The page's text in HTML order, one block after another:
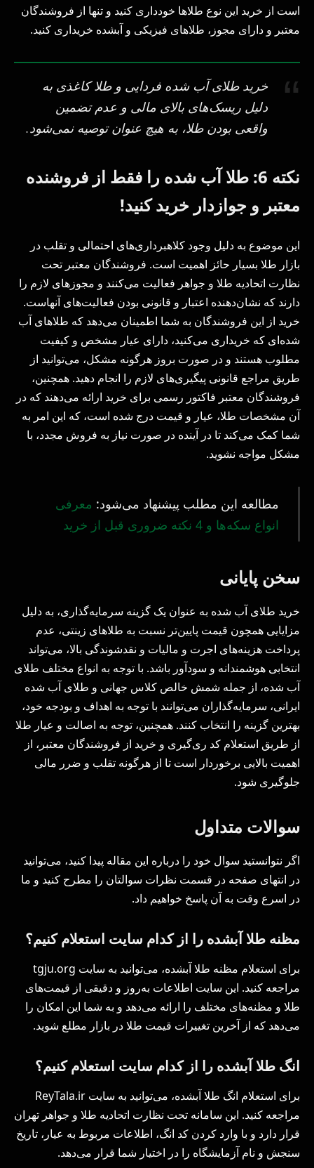
است از خرید این نوع طلاها خودداری کنید و تنها از فروشندگان
معتبر و دارای مجوز، طلاهای فیزیکی و آبشده خریداری کنید.
خرید طلای آب شده فردایی و طلا کاغذی به
دلیل ریسک‌های بالای مالی و عدم تضمین
واقعی بودن طلا، به هیچ عنوان توصیه نمی‌شود.
نکته 6: طلا آب شده را فقط از فروشنده
معتبر و جوازدار خرید کنید!
این موضوع به دلیل وجود کلاهبرداری‌های احتمالی و تقلب در
بازار طلا بسیار حائز اهمیت است. فروشندگان معتبر تحت
نظارت اتحادیه طلا و جواهر فعالیت می‌کنند و مجوزهای لازم را
دارند که نشان‌دهنده اعتبار و قانونی بودن فعالیت‌های آنهاست.
خرید از این فروشندگان به شما اطمینان می‌دهد که طلاهای آب
شده‌ای که خریداری می‌کنید، دارای عیار مشخص و کیفیت
مطلوب هستند و در صورت بروز هرگونه مشکل، می‌توانید از
طریق مراجع قانونی پیگیری‌های لازم را انجام دهید. همچنین،
فروشندگان معتبر فاکتور رسمی برای خرید ارائه می‌دهند که در
آن مشخصات طلا، عیار و قیمت درج شده است، که این امر به
شما کمک می‌کند تا در آینده در صورت نیاز به فروش مجدد، با
مشکل مواجه نشوید.
مطالعه این مطلب پیشنهاد می‌شود: معرفی
انواع سکه‌ها و 4 نکته ضروری قبل از خرید
سخن پایانی
خرید طلای آب شده به عنوان یک گزینه سرمایه‌گذاری، به دلیل
مزایایی همچون قیمت پایین‌تر نسبت به طلاهای زینتی، عدم
پرداخت هزینه‌های اجرت و مالیات و نقدشوندگی بالا، می‌تواند
انتخابی هوشمندانه و سودآور باشد. با توجه به انواع مختلف طلای
آب شده، از جمله شمش خالص کلاس جهانی و طلای آب شده
ایرانی، سرمایه‌گذاران می‌توانند با توجه به اهداف و بودجه خود،
بهترین گزینه را انتخاب کنند. همچنین، توجه به اصالت و عیار طلا
از طریق استعلام کد ری‌گیری و خرید از فروشندگان معتبر، از
اهمیت بالایی برخوردار است تا از هرگونه تقلب و ضرر مالی
جلوگیری شود.
سوالات متداول
اگر نتوانستید سوال خود را درباره این مقاله پیدا کنید، می‌توانید
در انتهای صفحه در قسمت نظرات سوالتان را مطرح کنید و ما
در اسرع وقت به آن پاسخ خواهیم داد.
مظنه طلا آبشده را از کدام سایت استعلام کنیم؟
برای استعلام مظنه طلا آبشده، می‌توانید به سایت tgju.org
مراجعه کنید. این سایت اطلاعات به‌روز و دقیقی از قیمت‌های
طلا و مظنه‌های مختلف را ارائه می‌دهد و به شما این امکان را
می‌دهد که از آخرین تغییرات قیمت طلا در بازار مطلع شوید.
انگ طلا آبشده را از کدام سایت استعلام کنیم؟
برای استعلام انگ طلا آبشده، می‌توانید به سایت ReyTala.ir
مراجعه کنید. این سامانه تحت نظارت اتحادیه طلا و جواهر تهران
قرار دارد و با وارد کردن کد انگ، اطلاعات مربوط به عیار، تاریخ
سنجش و نام آزمایشگاه را در اختیار شما قرار می‌دهد.